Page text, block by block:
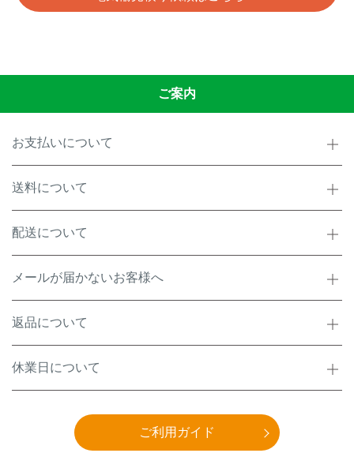
ご案内
お支払いについて
送料について
配送について
メールが届かないお客様へ
返品について
休業日について
ご利用ガイド